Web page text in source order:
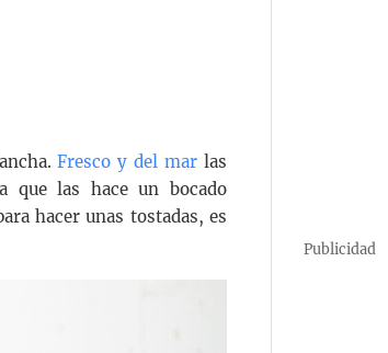
Fresco y del mar las
que las hace un bocado
hacer unas tostadas, es
Publicidad